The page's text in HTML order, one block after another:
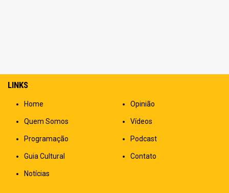
LINKS
Home
Quem Somos
Programação
Guia Cultural
Notícias
Opinião
Vídeos
Podcast
Contato